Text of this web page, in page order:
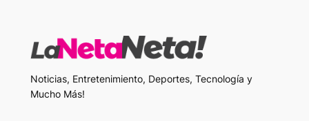
Noticias, Entretenimiento, Deportes, Tecnología y
Mucho Más!